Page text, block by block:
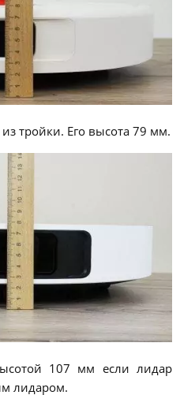
тройки. Его высота 79 мм.
107 мм если лидар
лидаром.